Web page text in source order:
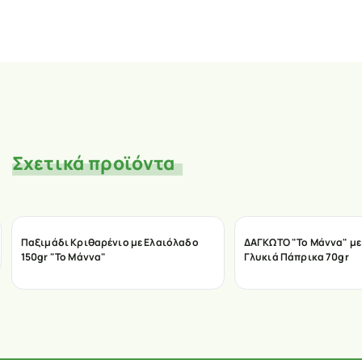
Σχετικά προϊόντα
Παξιμάδι Κριθαρένιο με Ελαιόλαδο
150gr "Το Μάννα"
ΔΑΓΚΩΤΟ "Το Μάννα" με
Γλυκιά Πάπρικα 70gr